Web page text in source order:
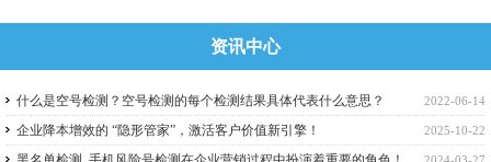
资讯中心
2022-06-14
什么是空号检测？空号检测的每个检测结果具体代表什么意思？
2025-10-22
企业降本增效的 “隐形管家”，激活客户价值新引擎！